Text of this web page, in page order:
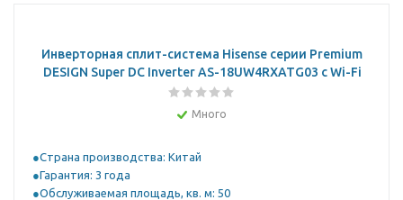
Инверторная сплит-система Hisense серии Premium
DESIGN Super DC Inverter AS-18UW4RXATG03 с Wi-Fi
Много
Страна производства: Китай
Гарантия: 3 года
Обслуживаемая площадь, кв. м: 50